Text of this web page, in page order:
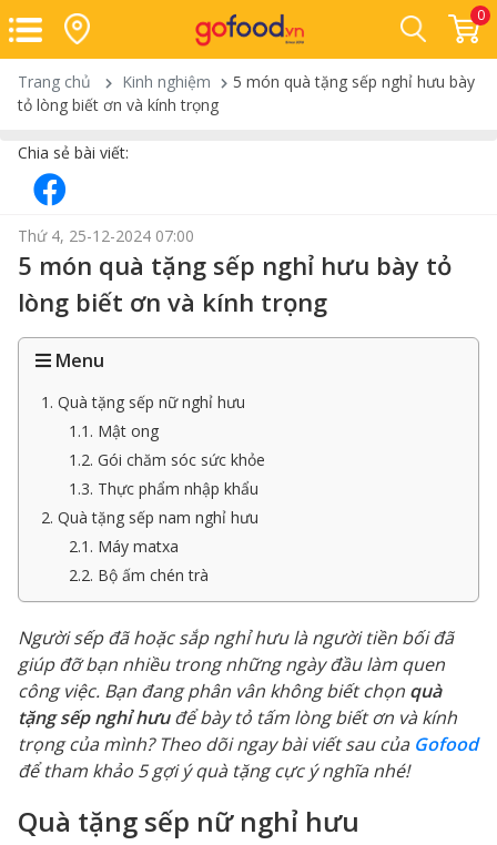
0
Trang chủ Kinh nghiệm
5 món quà tặng sếp nghỉ hưu bày
tỏ lòng biết ơn và kính trọng
Chia sẻ bài viết:
Thứ 4, 25-12-2024 07:00
5 món quà tặng sếp nghỉ hưu bày tỏ
lòng biết ơn và kính trọng
Menu
1. Quà tặng sếp nữ nghỉ hưu
1.1. Mật ong
1.2. Gói chăm sóc sức khỏe
1.3. Thực phẩm nhập khẩu
2. Quà tặng sếp nam nghỉ hưu
2.1. Máy matxa
2.2. Bộ ấm chén trà
Người sếp đã hoặc sắp nghỉ hưu là người tiền bối đã
giúp đỡ bạn nhiều trong những ngày đầu làm quen
công việc. Bạn đang phân vân không biết chọn quà
tặng sếp nghỉ hưuđể bày tỏ tấm lòng biết ơn và kính
trọng của mình? Theo dõi ngay bài viết sau của Gofood
để tham khảo 5 gợi ý quà tặng cực ý nghĩa nhé!
Quà tặng sếp nữ nghỉ hưu